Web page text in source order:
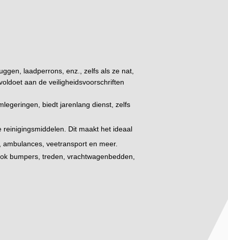
laadperrons, enz., zelfs als ze nat,
aan de veiligheidsvoorschriften
biedt jarenlang dienst, zelfs
Dit maakt het ideaal
veetransport en meer.
bumpers, treden, vrachtwagenbedden,